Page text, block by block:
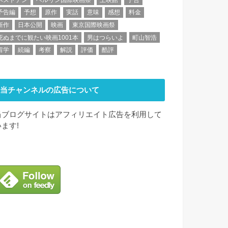
告編
予想 原作 実話 意味 感想
料金
作
日本公開 映画
東京国際映画祭
ぬまでに観たい映画1001本
男はつらいよ
町山智浩
学
続編 考察 解説 評価 酷評
当チャンネルの広告について
ブログサイトはアフィリエイト広告を利用して
ます!